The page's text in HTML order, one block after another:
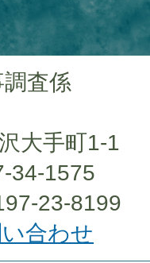
査係
大手町1-1
34-1575
23-8199
合わせ